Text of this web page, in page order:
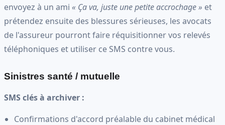
envoyez à un ami « Ça va, juste une petite accrochage » et
prétendez ensuite des blessures sérieuses, les avocats
de l'assureur pourront faire réquisitionner vos relevés
téléphoniques et utiliser ce SMS contre vous.
Sinistres santé / mutuelle
SMS clés à archiver :
Confirmations d'accord préalable du cabinet médical